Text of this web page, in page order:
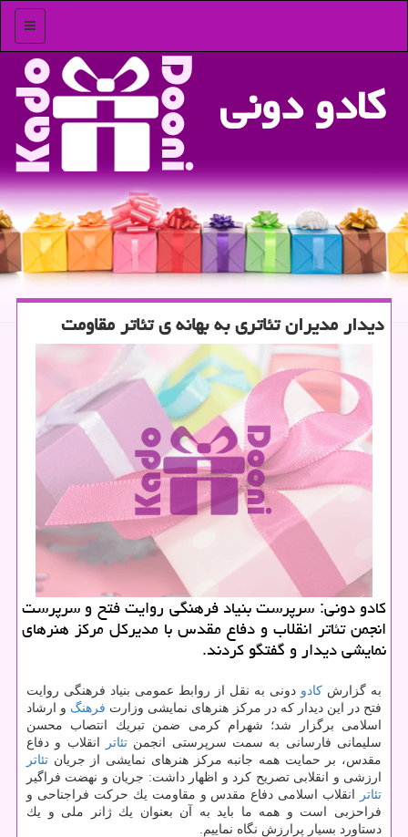
منو
كادو دونی
دیدار مدیران تئاتری به بهانه ی تئاتر مقاومت
كادو دونی: سرپرست بنیاد فرهنگی روایت فتح و سرپرست
انجمن تئاتر انقلاب و دفاع مقدس با مدیركل مركز هنرهای
نمایشی دیدار و گفتگو كردند.
به گزارش كادو دونی به نقل از روابط عمومی بنیاد فرهنگی روایت
فتح در این دیدار كه در مركز هنرهای نمایشی وزارت فرهنگ و ارشاد
اسلامی برگزار شد؛ شهرام كرمی ضمن تبریك انتصاب محسن
سلیمانی فارسانی به سمت سرپرستی انجمن تئاتر
انقلاب و دفاع
مقدس، بر حمایت همه جانبه مركز هنرهای نمایشی از جریان تئاتر
ارزشی و انقلابی تصریح كرد و اظهار داشت: جریان و نهضت فراگیر
تئاتر
انقلاب اسلامی دفاع مقدس و مقاومت یك حركت فراجناحی و
فراحزبی است و همه ما باید به آن بعنوان یك ژانر ملی و یك
دستاورد بسیار پرارزش نگاه نماییم.